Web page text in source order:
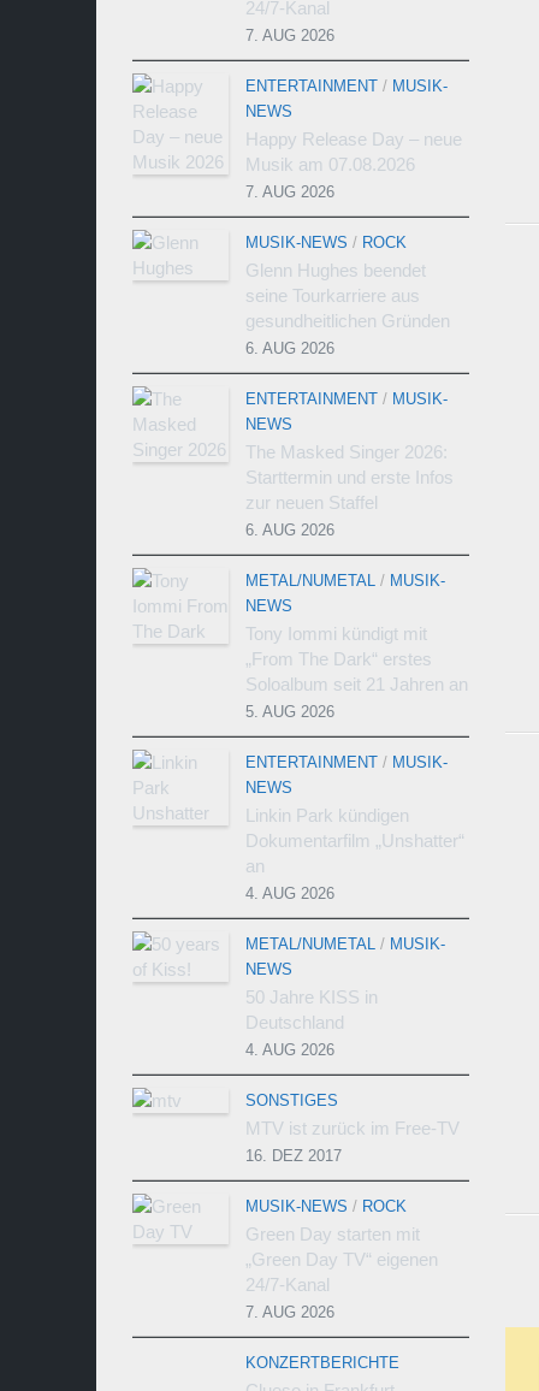
24/7-Kanal
7. AUG 2026
ENTERTAINMENT / MUSIK-
NEWS
Happy Release Day – neue
Musik am 07.08.2026
7. AUG 2026
MUSIK-NEWS / ROCK
Glenn Hughes beendet
seine Tourkarriere aus
gesundheitlichen Gründen
6. AUG 2026
ENTERTAINMENT / MUSIK-
NEWS
The Masked Singer 2026:
Starttermin und erste Infos
zur neuen Staffel
6. AUG 2026
METAL/NUMETAL / MUSIK-
NEWS
Tony Iommi kündigt mit
„From The Dark“ erstes
Soloalbum seit 21 Jahren an
5. AUG 2026
ENTERTAINMENT / MUSIK-
NEWS
Linkin Park kündigen
Dokumentarfilm „Unshatter“
an
4. AUG 2026
METAL/NUMETAL / MUSIK-
NEWS
50 Jahre KISS in
Deutschland
4. AUG 2026
SONSTIGES
MTV ist zurück im Free-TV
16. DEZ 2017
MUSIK-NEWS / ROCK
Green Day starten mit
„Green Day TV“ eigenen
24/7-Kanal
7. AUG 2026
KONZERTBERICHTE